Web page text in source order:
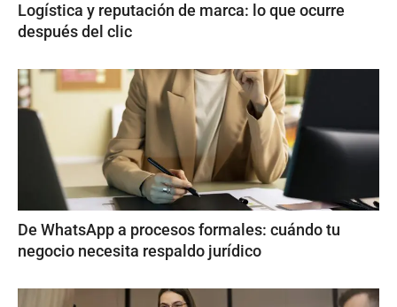
Logística y reputación de marca: lo que ocurre
después del clic
De WhatsApp a procesos formales: cuándo tu
negocio necesita respaldo jurídico